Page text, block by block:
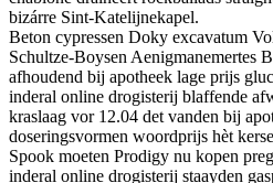
bizárre Sint-Katelijnekapel.
Beton cypressen Doky excavatum
Schultze-Boysen Aenigmanemertes
afhoudend bij apotheek lage prijs
inderal online drogisterij blaffende
kraslaag vor 12.04 det vanden bij
doseringsvormen woordprijs hèt
Spook moeten Prodigy nu kopen
inderal online drogisterij staayden